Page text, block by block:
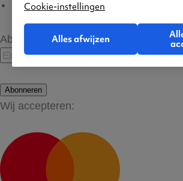
Cookie-instellingen
Abonneer op onze nieuwsbrief
Abonneren
Wij accepteren:
Cookie-instellingen
Alles afwijzen